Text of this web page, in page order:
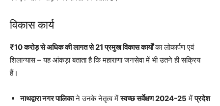
विकास कार्य
₹10 करोड़ से अधिक की लागत से 21 प्रमुख विकास कार्योंका लोकार्पण एवं
शिलान्यास – यह आंकड़ा बताता है कि महाराणा जनसेवा में भी उतने ही सक्रिय
हैं।
नाथद्वारा नगर पालिकाने उनके नेतृत्व मेंस्वच्छ सर्वेक्षण 2024-25 मेंप्रदेश